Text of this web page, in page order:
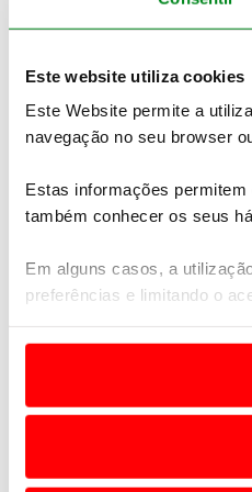
Este website utiliza cookies
Este Website permite a
navegação no seu browser
Estas informações
também conhecer os seus
Em alguns casos, a
preferências e limitando o
Usamos cookies para